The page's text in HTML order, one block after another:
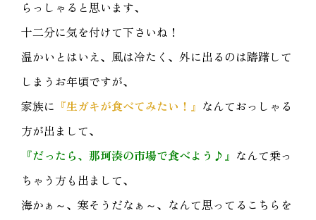
らっしゃると思います、
十二分に気を付けて下さいね！
温かいとはいえ、風は冷たく、外に出るのは躊躇して
しまうお年頃ですが、
家族に 『生ガキが食べてみたい！』 なんておっしゃる
方が出まして、
『だったら、那珂湊の市場で食べよう♪』 なんて乗っ
ちゃう方も出まして、
海かぁ～、寒そうだなぁ～、なんて思ってるこちらを